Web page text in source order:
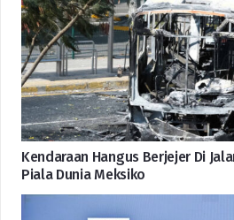
Kendaraan Hangus Berjejer Di
Piala Dunia Meksiko